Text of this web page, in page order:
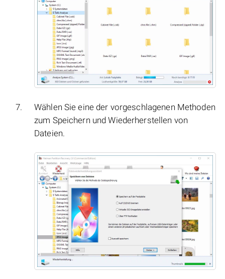
Wählen Sie eine der vorgeschlagenen Methoden
zum Speichern und Wiederherstellen von
Dateien.